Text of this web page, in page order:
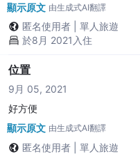
顯示原文 由生成式AI翻譯
匿名使用者
單人旅遊
於8月 2021入住
位置
9月 05, 2021
好方便
顯示原文 由生成式AI翻譯
匿名使用者
單人旅遊